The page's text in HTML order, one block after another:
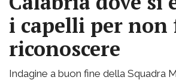
i capelli per non
riconoscere
Indagine a buon fine della Squadra